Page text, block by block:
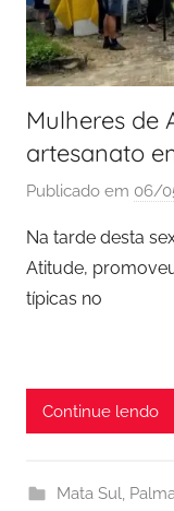
Mulheres de
artesanato
Publicado em 06/
Na tarde desta
Atitude,
típicas no
Continue lendo
Mata Sul,